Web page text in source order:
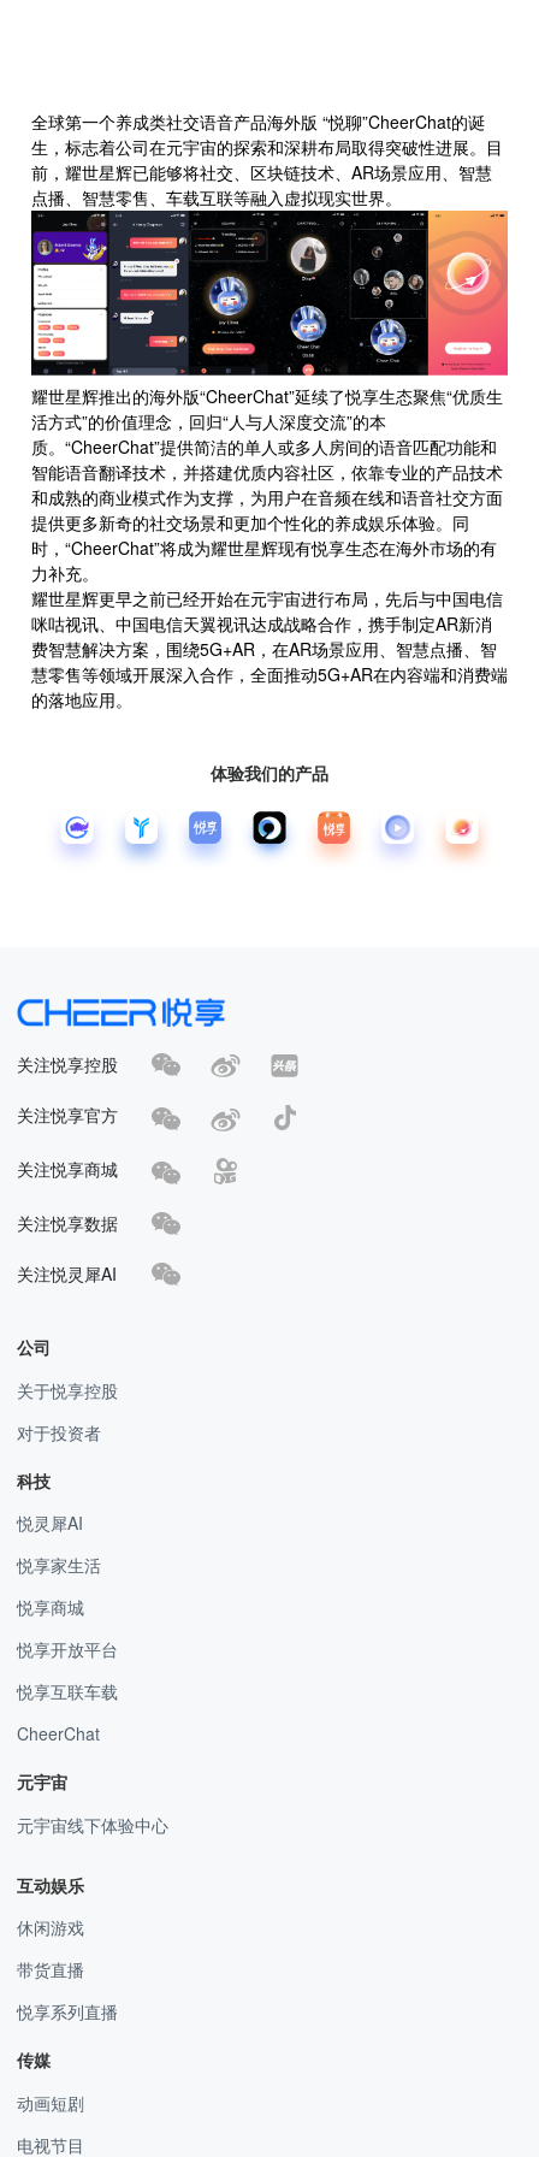
全球第一个养成类社交语音产品海外版 “悦聊”CheerChat的诞
生，标志着公司在元宇宙的探索和深耕布局取得突破性进展。目
前，耀世星辉已能够将社交、区块链技术、AR场景应用、智慧
点播、智慧零售、车载互联等融入虚拟现实世界。
耀世星辉推出的海外版“CheerChat”延续了悦享生态聚焦“优质生
活方式”的价值理念，回归“人与人深度交流”的本
质。“CheerChat”提供简洁的单人或多人房间的语音匹配功能和
智能语音翻译技术，并搭建优质内容社区，依靠专业的产品技术
和成熟的商业模式作为支撑，为用户在音频在线和语音社交方面
提供更多新奇的社交场景和更加个性化的养成娱乐体验。同
时，“CheerChat”将成为耀世星辉现有悦享生态在海外市场的有
力补充。
耀世星辉更早之前已经开始在元宇宙进行布局，先后与中国电信
咪咕视讯、中国电信天翼视讯达成战略合作，携手制定AR新消
费智慧解决方案，围绕5G+AR，在AR场景应用、智慧点播、智
慧零售等领域开展深入合作，全面推动5G+AR在内容端和消费端
的落地应用。
体验我们的产品
关注悦享控股
关注悦享官方
关注悦享商城
关注悦享数据
关注悦灵犀AI
公司
关于悦享控股
对于投资者
科技
悦灵犀AI
悦享家生活
悦享商城
悦享开放平台
悦享互联车载
CheerChat
元宇宙
元宇宙线下体验中心
互动娱乐
休闲游戏
带货直播
悦享系列直播
传媒
动画短剧
电视节目